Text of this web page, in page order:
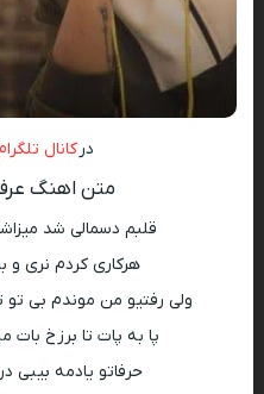
در کانال
متن اهنگ
قلبم دسمالی شد
هرکاری کردم نری و
ولی رفتیو من موندم بی
پا به پات تا برزخ
حرفاتو یادمه بیبی